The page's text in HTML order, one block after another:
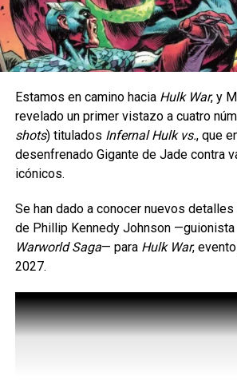
#4 dice:
Estamos en camino hacia Hulk War, y
revelado un primer vistazo a cuatro
shots) titulados Infernal Hulk vs., que
desenfrenado Gigante de Jade contra
icónicos.
Se han dado a conocer nuevos
de Phillip Kennedy Johnson
Warworld Saga— ​​para Hulk War,
2027.